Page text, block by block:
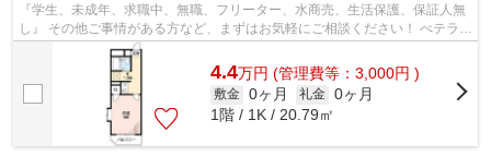
『学生、未成年、求職中、無職、フリーター、水商売、生活保護、保証人無
し』 その他ご事情がある方など、まずはお気軽にご相談ください！ べテラン
スタッフが対応致しますのでご希望...
4.4万円 (管理費等：3,000円 )
敷金 0ヶ月 礼金 0ヶ月
1階 / 1K / 20.79㎡